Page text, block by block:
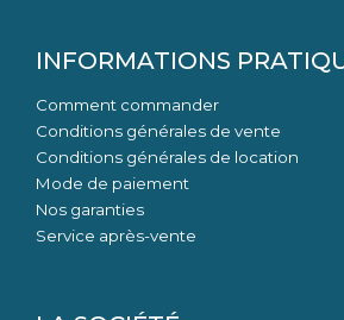
INFORMATIONS
Comment commander
Conditions générales de vente
Conditions générales de location
Mode de paiement
Nos garanties
Service après-vente